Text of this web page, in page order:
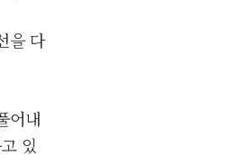
을 다
어내
있